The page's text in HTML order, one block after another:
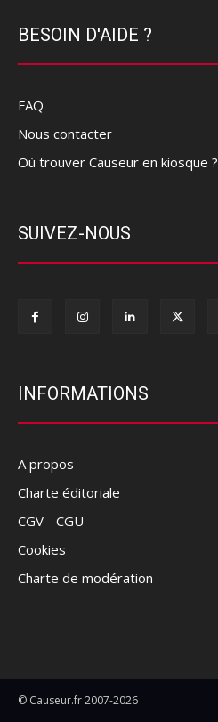
BESOIN D'AIDE ?
FAQ
Nous contacter
Où trouver Causeur en kiosque ?
SUIVEZ-NOUS
INFORMATIONS
A propos
Charte éditoriale
CGV - CGU
Cookies
Charte de modération
© Causeur.fr 2007-2026